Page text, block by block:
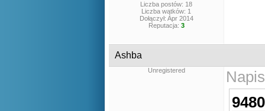
Liczba postów: 18
Liczba wątków: 1
Dołączył: Apr 2014
Reputacja: 3
Ashba
Unregistered